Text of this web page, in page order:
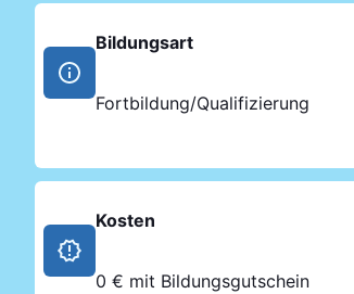
Bildungsart
Fortbildung/Qualifizierung
Kosten
0 € mit Bildungsgutschein